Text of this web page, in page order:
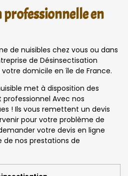
en
de nuisibles chez vous ou dans
de Désinsectisation
domicile en île de France.
met à disposition des
professionnel Avec nos
! Ils vous remettent un devis
pour votre problème de
votre devis en ligne
nos prestations de